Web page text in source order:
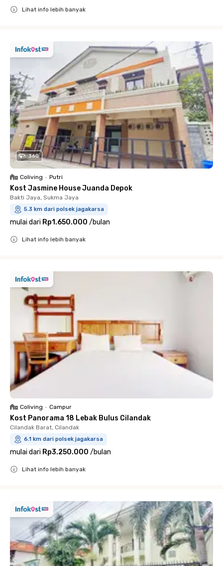
Lihat info lebih banyak
360
Coliving • Putri
Kost Jasmine House Juanda Depok
Bakti Jaya, Sukma Jaya
5.3 km dari polsek jagakarsa
mulai dari Rp1.650.000 /bulan
Lihat info lebih banyak
Coliving • Campur
Kost Panorama 18 Lebak Bulus Cilandak
Cilandak Barat, Cilandak
6.1 km dari polsek jagakarsa
mulai dari Rp3.250.000 /bulan
Lihat info lebih banyak